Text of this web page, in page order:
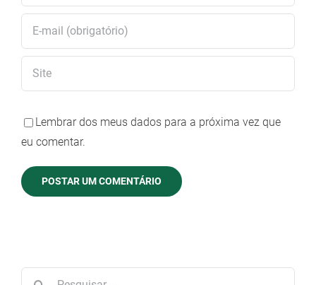
Lembrar dos meus dados para a próxima vez que
eu comentar.